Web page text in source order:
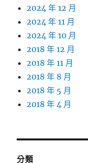
2024 年 12 月
2024 年 11 月
2024 年 10 月
2018 年 12 月
2018 年 11 月
2018 年 8 月
2018 年 5 月
2018 年 4 月
分類